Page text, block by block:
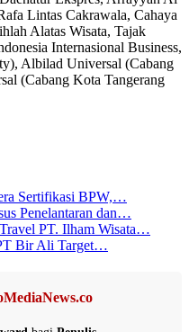
Lintas Cakrawala, Cahaya
Alatas Wisata, Tajak
Internasional Business,
Albilad Universal (Cabang
(Cabang Kota Tangerang
Sertifikasi BPW,…
Penelantaran dan…
PT. Ilham Wisata…
Bir Ali Target…